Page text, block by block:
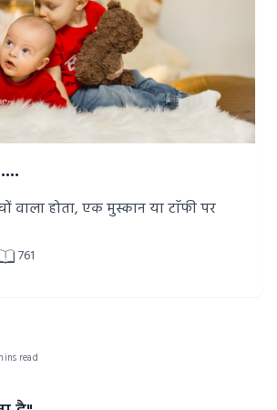
वाला होता, एक मुस्कान या टाॅफी पर
761
read